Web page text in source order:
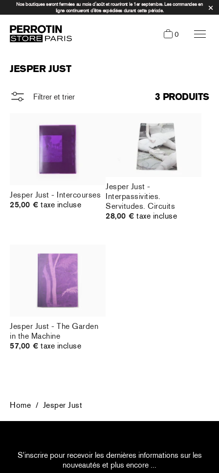
Nos boutiques seront fermées au mois d'août et rouvriront le 1er septembre. Les commandes en
ligne continueront d'être expédiées durant cette période.
0
JESPER JUST
Filtrer et trier 3 PRODUITS
Jesper Just - Intercourses
25,00 € taxe incluse
Jesper Just -
Interpassivities.
Servitudes. Circuits
28,00 € taxe incluse
Jesper Just - The Garden
in the Machine
57,00 € taxe incluse
Home / Jesper Just
S'inscrire pour recevoir les dernières informations sur les
nouveautés et plus encore ...